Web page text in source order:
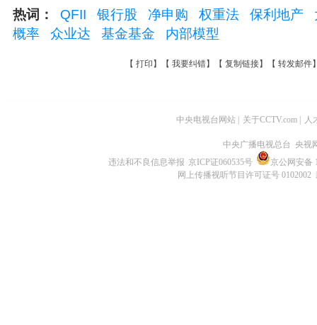
热词： QFII 银行股 净申购 权重法 保利地产
概率
众业达 基金基金 内部模型
【 打印 】【 我要纠错】【 复制链接】【 转发邮件
中央电视台网站 关于CCTV.com 人
中央广播电视总台 央视
违法和不良信息举报 京ICP证060535号
京公网安备
网上传播视听节目许可证号 0102002